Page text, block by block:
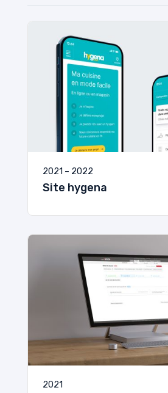
2021 – 2022
Site hygena
2021